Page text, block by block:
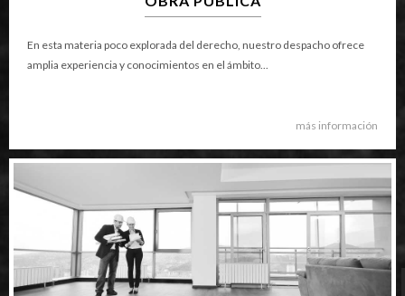
En esta materia poco explorada del derecho, nuestro despacho ofrece
amplia experiencia y conocimientos en el ámbito...
más información